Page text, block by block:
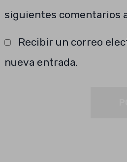
siguientes comentarios
Recibir un correo
nueva entrada.